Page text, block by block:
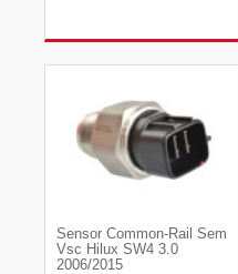
Sensor Common-Rail Sem
Vsc Hilux SW4 3.0
2006/2015